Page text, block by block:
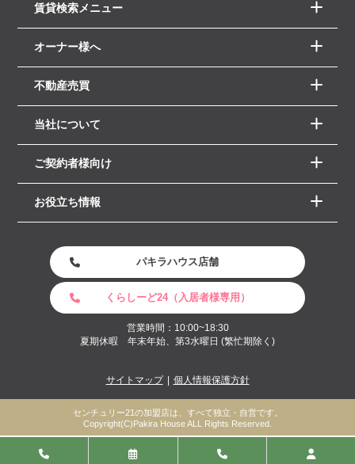
賃貸検索メニュー
オーナー様へ
不動産売買
当社について
ご契約者様向け
お役立ち情報
パキラハウス店舗
くらしーど24（入居者様専用）
営業時間：10:00~18:30
夏期休暇 年末年始、第3水曜日 (繁忙期除く)
サイトマップ 個人情報保護方針
センチュリー21の加盟店は、すべて独立・自営です。
Copyright(C)Pakira House ALL Rights Reserved.